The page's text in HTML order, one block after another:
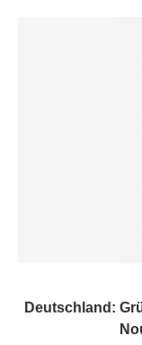
Deutschland: